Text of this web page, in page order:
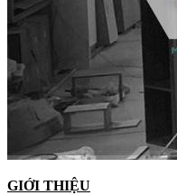
GIỚI THIỆU